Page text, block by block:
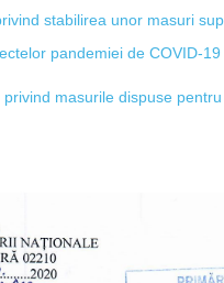
stabilirea unor masuri
pandemiei de COVID-19
masurile dispuse